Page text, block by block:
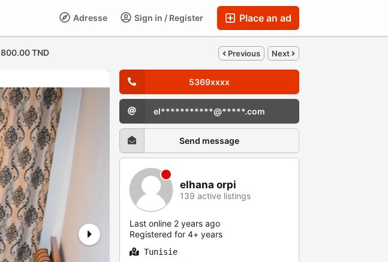
Place an ad
Sign in / Register
Adresse
800.00 TND Previous Next
5369xxxx
el***********@*****.com
Send message
elhana orpi
139 active listings
Last online 2 years ago
Registered for 4+ years
Tunisie